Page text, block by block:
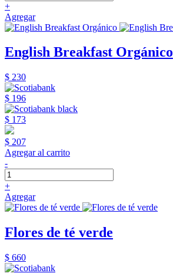
+
Agregar
English Breakfast Orgánico
$ 230
$ 196
$ 173
$ 207
Agregar al carrito
-
+
Agregar
Flores de té verde
$ 660